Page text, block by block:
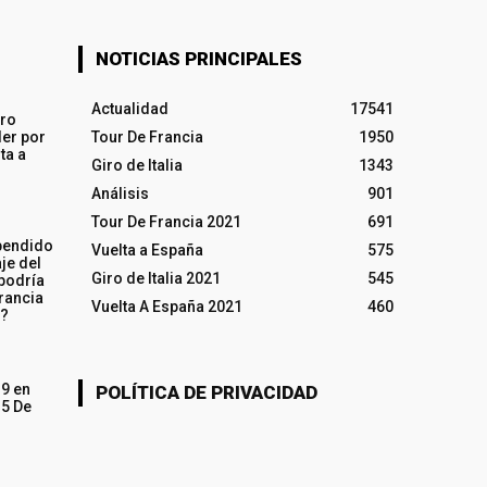
por
a
del
en
De
NOTICIAS PRINCIPALES
Actualidad
17541
Tour De Francia
1950
Giro de Italia
1343
Análisis
901
Tour De Francia 2021
691
Vuelta a España
575
Giro de Italia 2021
545
Vuelta A España 2021
460
POLÍTICA DE PRIVACIDAD